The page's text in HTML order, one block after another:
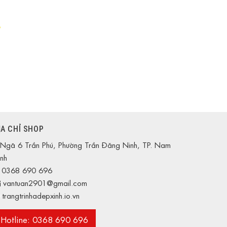
CHỈ SHOP
Ngã 6 Trần Phú, Phường Trần Đăng Ninh, TP. Nam
0368 690 696
vantuan2901@gmail.com
trangtrinhadepxinh.io.vn
Hotline: 0368 690 696